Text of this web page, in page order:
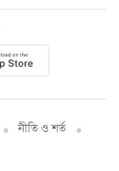
নীতি ও শর্ত